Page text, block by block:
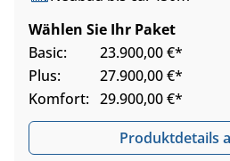
Wählen Sie Ihr Paket
Basic:
23.900,00 €*
Plus:
27.900,00 €*
Komfort: 29.900,00 €*
Produktdetails